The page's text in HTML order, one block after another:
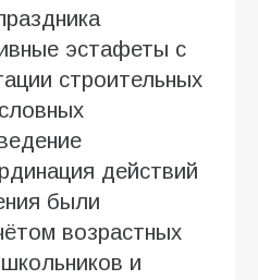
эстафеты с
строительных
действий
были
возрастных
и